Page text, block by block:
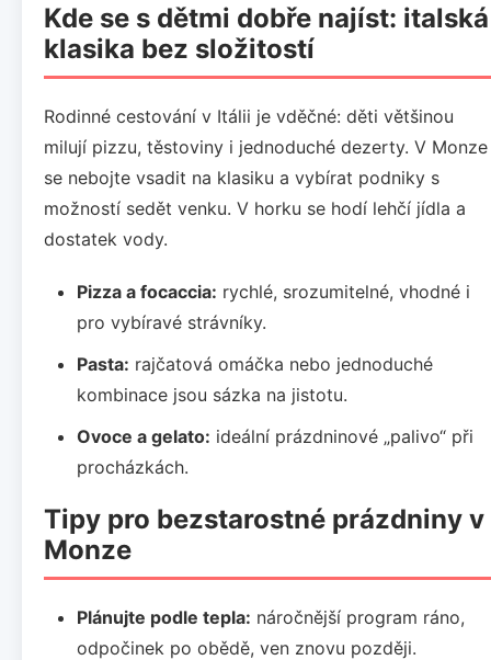
Kde se s dětmi dobře najíst: italská
klasika bez složitostí
Rodinné cestování v Itálii je vděčné: děti většinou
milují pizzu, těstoviny i jednoduché dezerty. V Monze
se nebojte vsadit na klasiku a vybírat podniky s
možností sedět venku. V horku se hodí lehčí jídla a
dostatek vody.
Pizza a focaccia: rychlé, srozumitelné, vhodné i
pro vybíravé strávníky.
Pasta: rajčatová omáčka nebo jednoduché
kombinace jsou sázka na jistotu.
Ovoce a gelato: ideální prázdninové „palivo“ při
procházkách.
Tipy pro bezstarostné prázdniny v
Monze
Plánujte podle tepla: náročnější program ráno,
odpočinek po obědě, ven znovu později.